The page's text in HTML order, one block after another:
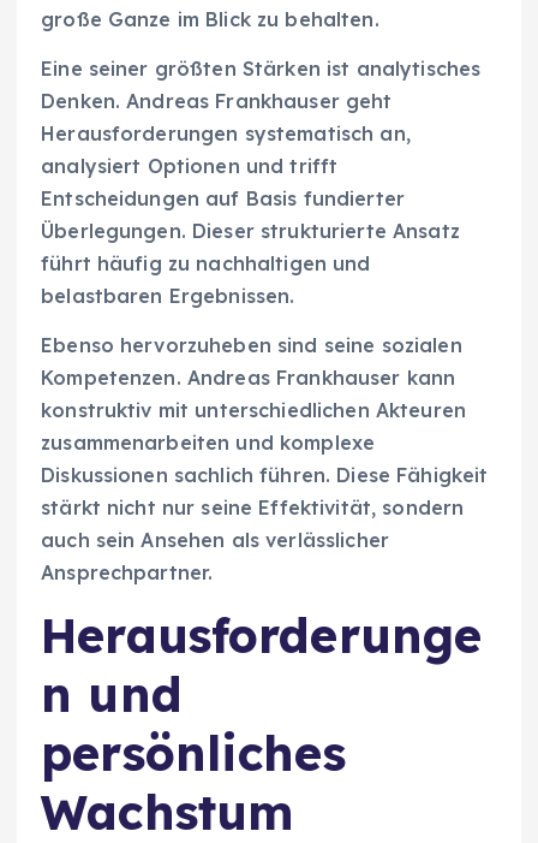
große Ganze im Blick zu behalten.
Eine seiner größten Stärken ist analytisches
Denken. Andreas Frankhauser geht
Herausforderungen systematisch an,
analysiert Optionen und trifft
Entscheidungen auf Basis fundierter
Überlegungen. Dieser strukturierte Ansatz
führt häufig zu nachhaltigen und
belastbaren Ergebnissen.
Ebenso hervorzuheben sind seine sozialen
Kompetenzen. Andreas Frankhauser kann
konstruktiv mit unterschiedlichen Akteuren
zusammenarbeiten und komplexe
Diskussionen sachlich führen. Diese Fähigkeit
stärkt nicht nur seine Effektivität, sondern
auch sein Ansehen als verlässlicher
Ansprechpartner.
Herausforderunge
n und
persönliches
Wachstum